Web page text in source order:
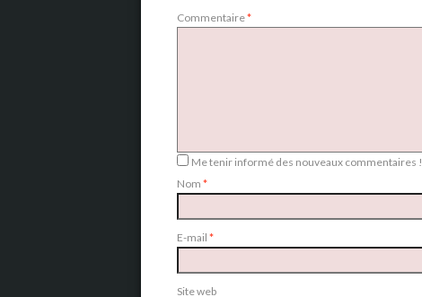
Commentaire*
Me tenir informé des nouveaux commentaires !
Nom *
E-mail *
Site web